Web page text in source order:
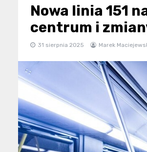
Nowa linia 151
centrum i
31 sierpnia 2025 Marek